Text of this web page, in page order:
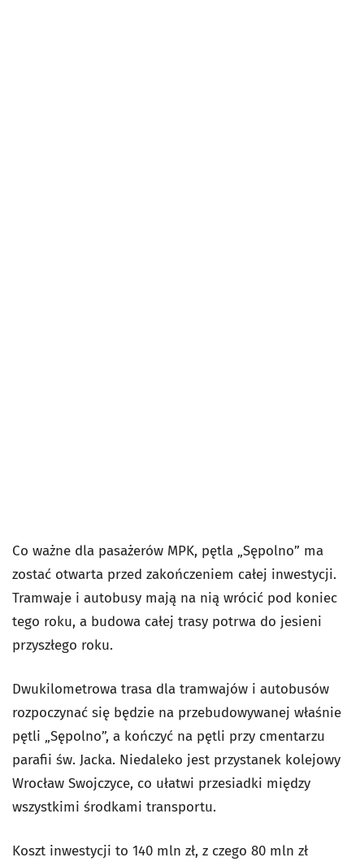
Co ważne dla pasażerów MPK, pętla „Sępolno” ma
zostać otwarta przed zakończeniem całej inwestycji.
Tramwaje i autobusy mają na nią wrócić pod koniec
tego roku, a budowa całej trasy potrwa do jesieni
przyszłego roku.
Dwukilometrowa trasa dla tramwajów i autobusów
rozpoczynać się będzie na przebudowywanej właśnie
pętli „Sępolno”, a kończyć na pętli przy cmentarzu
parafii św. Jacka. Niedaleko jest przystanek kolejowy
Wrocław Swojczyce, co ułatwi przesiadki między
wszystkimi środkami transportu.
Koszt inwestycji to 140 mln zł, z czego 80 mln zł